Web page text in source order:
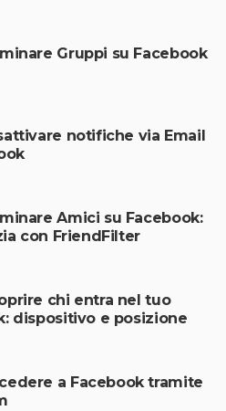
Gruppi su Facebook
notifiche via Email
Amici su Facebook:
con FriendFilter
chi entra nel tuo
dispositivo e posizione
a Facebook tramite